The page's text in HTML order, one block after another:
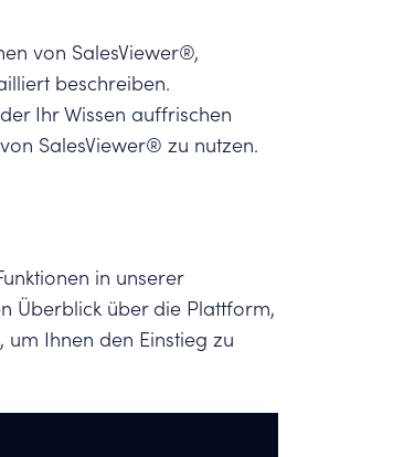
von SalesViewer®,
beschreiben.
Ihr Wissen auffrischen
SalesViewer® zu nutzen.
in unserer
Überblick über die Plattform,
Ihnen den Einstieg zu